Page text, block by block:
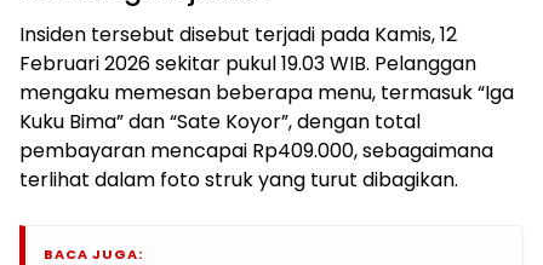
Insiden tersebut disebut terjadi pada Kamis, 12
Februari 2026 sekitar pukul 19.03 WIB. Pelanggan
mengaku memesan beberapa menu, termasuk “Iga
Kuku Bima” dan “Sate Koyor”, dengan total
pembayaran mencapai Rp409.000, sebagaimana
terlihat dalam foto struk yang turut dibagikan.
BACA JUGA: